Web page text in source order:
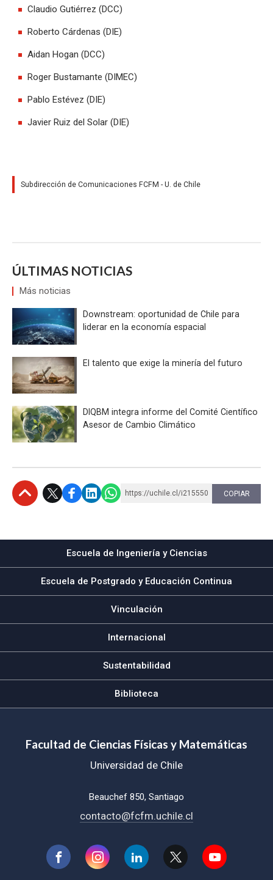
Claudio Gutiérrez (DCC)
Roberto Cárdenas (DIE)
Aidan Hogan (DCC)
Roger Bustamante (DIMEC)
Pablo Estévez (DIE)
Javier Ruiz del Solar (DIE)
Subdirección de Comunicaciones FCFM - U. de Chile
ÚLTIMAS NOTICIAS
Más noticias
Downstream: oportunidad de Chile para
liderar en la economía espacial
El talento que exige la minería del futuro
DIQBM integra informe del Comité Científico
Asesor de Cambio Climático
https://uchile.cl/i215550 COPIAR
Escuela de Ingeniería y Ciencias
Escuela de Postgrado y Educación Continua
Vinculación
Internacional
Sustentabilidad
Biblioteca
Facultad de Ciencias Físicas y Matemáticas
Universidad de Chile
Beauchef 850, Santiago
contacto@fcfm.uchile.cl